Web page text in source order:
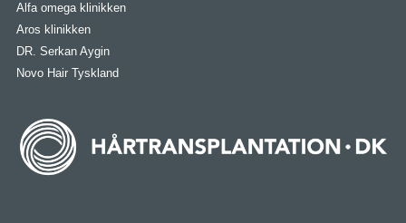
Alfa omega klinikken
Aros klinikken
DR. Serkan Aygin
Novo Hair Tyskland